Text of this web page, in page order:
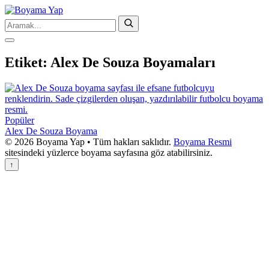
Etiket: Alex De Souza Boyamaları
Popüler
Alex De Souza Boyama
© 2026 Boyama Yap • Tüm hakları saklıdır. Boyama Resmi
sitesindeki yüzlerce boyama sayfasına göz atabilirsiniz.
↑